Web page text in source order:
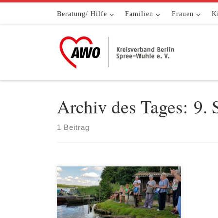
Zum Inhalt springenBeratung/ Hilfe Familien Frauen
Archiv des Tages: 9.
1 Beitrag
Am 11. August 2021 fuhren wir mit
48 Mitgliedern und Gästen der AWO
Abt. Kreuzberg bei sonnigem Wetter
in das Dahme-Heideseen-Gebiet